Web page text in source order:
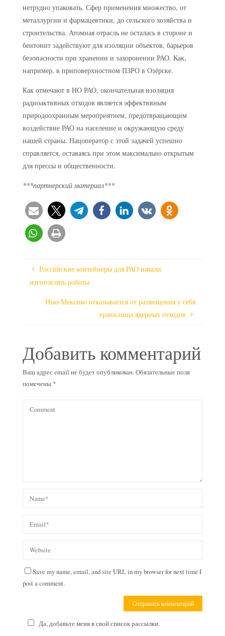
нетрудно упаковать. Сфер применения множество, от
металлургии и фармацевтики, до сельского хозяйства и
строительства. Атомная отрасль не осталась в стороне и
бентонит задействуют для изоляции объектов, барьеров
безопасности при хранении и захоронении РАО. Как,
например, в приповерхностном ПЗРО в Озёрске.
Как отмечают в НО РАО, окончательная изоляция
радиоактивных отходов является эффективным
природоохранным мероприятием, предотвращающим
воздействие РАО на население и окружающую среду
нашей страны. Нацоператор с этой задачей успешно
справляется, оставаясь при этом максимально открытым
для прессы и общественности.
***партнерский материал***
Российские контейнеры для РАО начали
изготовлять роботы
Нью-Мексико отказывается от размещения у себя
хранилища ядерных отходов
Добавить комментарий
Ваш адрес email не будет опубликован.Обязательные поля
помечены *
Save my name, email, and site URL in my browser for next time I
post a comment.
Да, добавьте меня в свой список рассылки.